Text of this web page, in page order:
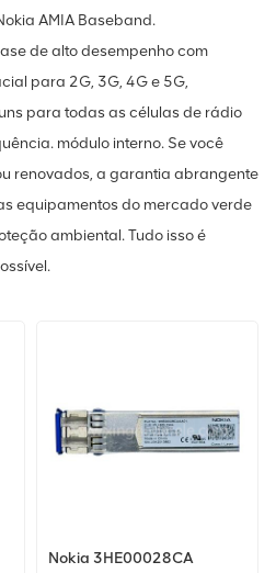
AMIA Baseband.
de alto desempenho com
para 2G, 3G, 4G e 5G,
para todas as células de rádio
módulo interno. Se você
renovados, a garantia abrangente
equipamentos do mercado verde
ambiental. Tudo isso é
Nokia 3HE00028CA